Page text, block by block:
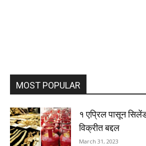
MOST POPULAR
१ एप्रिल पासून
विक्रीत बद्दल
March 31, 2023